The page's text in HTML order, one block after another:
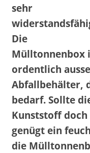
sehr
Die
Mülltonnenbox
ordentlich
Abfallbehälter,
bedarf. Sollte
Kunststoff
genügt ein
die